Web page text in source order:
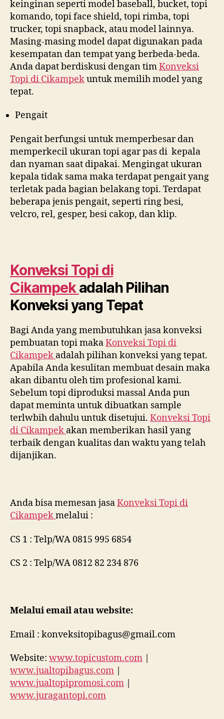
keinginan seperti model baseball, bucket, topi
komando, topi face shield, topi rimba, topi
trucker, topi snapback, atau model lainnya.
Masing-masing model dapat digunakan pada
kesempatan dan tempat yang berbeda-beda.
Anda dapat berdiskusi dengan timKonveksi
Topi di Cikampekuntuk memilih model yang
tepat.
Pengait
Pengait berfungsi untuk memperbesar dan
memperkecil ukuran topi agar pas di kepala
dan nyaman saat dipakai. Mengingat ukuran
kepala tidak sama maka terdapat pengait yang
terletak pada bagian belakang topi. Terdapat
beberapa jenis pengait, seperti ring besi,
velcro, rel, gesper, besi cakop, dan klip.
Konveksi Topi di
Cikampek adalah Pilihan
Konveksi yang Tepat
Bagi Anda yang membutuhkan jasa konveksi
pembuatan topi makaKonveksi Topi di
Cikampek adalah pilihan konveksi yang tepat.
Apabila Anda kesulitan membuat desain maka
akan dibantu oleh tim profesional kami.
Sebelum topi diproduksi massal Anda pun
dapat meminta untuk dibuatkan sample
terlwbih dahulu untuk disetujui. Konveksi Topi
di Cikampek akan memberikan hasil yang
terbaik dengan kualitas dan waktu yang telah
dijanjikan.
Anda bisa memesan jasaKonveksi Topi di
Cikampekmelalui :
CS 1 : Telp/WA 0815 995 6854
CS 2 : Telp/WA 0812 82 234 876
Melalui email atau website:
Email : konveksitopibagus@gmail.com
Website: www.topicustom.com
www.jualtopibagus.com
www.jualtopipromosi.com
www.juragantopi.com